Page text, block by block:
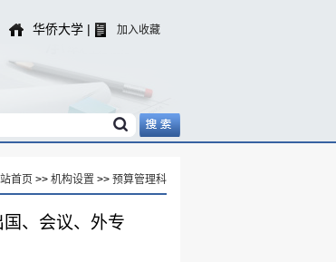
华侨大学 | 加入收藏
首页 >> 机构设置 >> 预算管理科
、会议、外专